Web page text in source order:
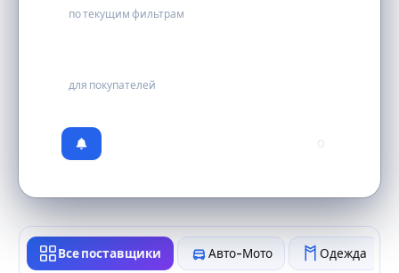
по текущим фильтрам
для покупателей
0
Все поставщики Авто-Мото Одежда